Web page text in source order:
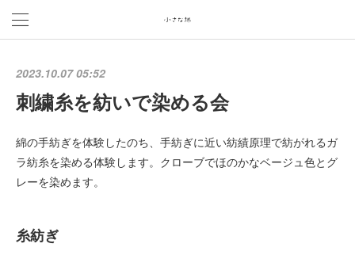
2023.10.07 05:52
刺繍糸を紡いで染める会
綿の手紡ぎを体験したのち、手紡ぎに近い紡績原理で紡がれるガ
ラ紡糸を染める体験します。クローブでほのかなベージュ色とグ
レーを染めます。
糸紡ぎ